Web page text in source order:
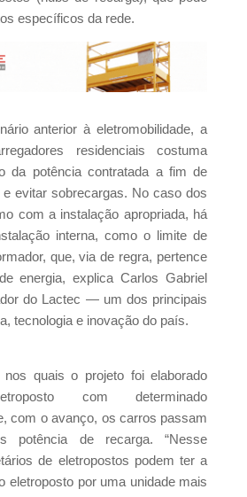
específicos da rede.
anterior à eletromobilidade, a
residenciais costuma
da potência contratada a fim de
evitar sobrecargas. No caso dos
com a instalação apropriada, há
interna, como o limite de
que, via de regra, pertence
energia, explica Carlos Gabriel
do Lactec — um dos principais
tecnologia e inovação do país.
quais o projeto foi elaborado
com determinado
com o avanço, os carros passam
potência de recarga. “Nesse
de eletropostos podem ter a
eletroposto por uma unidade mais